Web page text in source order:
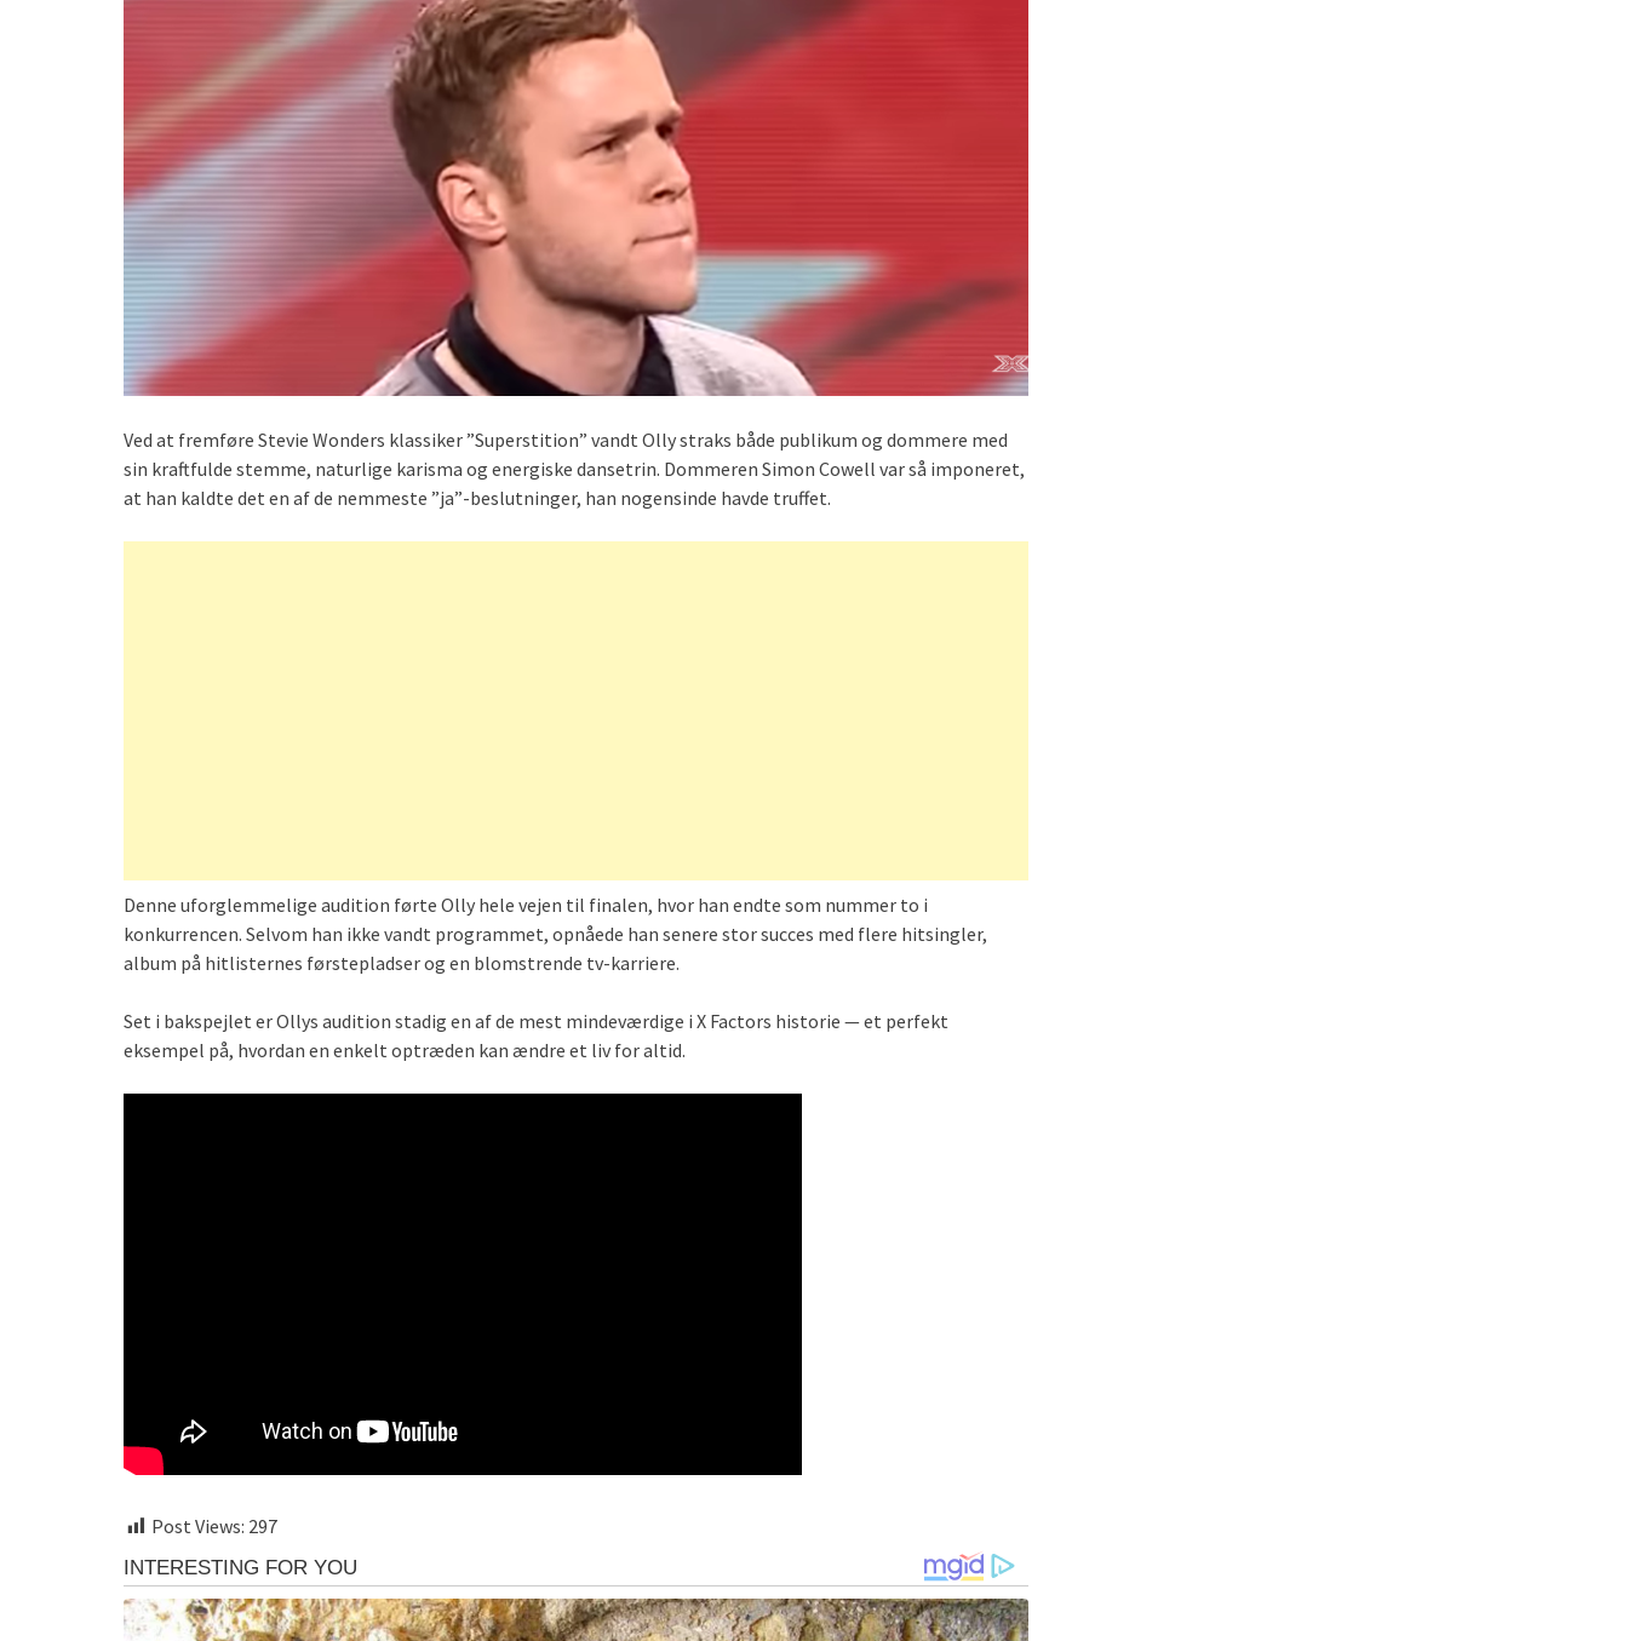
Ved at fremføre Stevie Wonders klassiker ”Superstition” vandt Olly straks både publikum og dommere med
sin kraftfulde stemme, naturlige karisma og energiske dansetrin. Dommeren Simon Cowell var så imponeret,
at han kaldte det en af de nemmeste ”ja”-beslutninger, han nogensinde havde truffet.
Denne uforglemmelige audition førte Olly hele vejen til finalen, hvor han endte som nummer to i
konkurrencen. Selvom han ikke vandt programmet, opnåede han senere stor succes med flere hitsingler,
album på hitlisternes førstepladser og en blomstrende tv-karriere.
Set i bakspejlet er Ollys audition stadig en af de mest mindeværdige i X Factors historie — et perfekt
eksempel på, hvordan en enkelt optræden kan ændre et liv for altid.
Post Views: 297